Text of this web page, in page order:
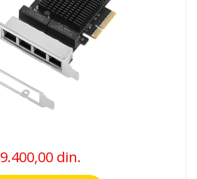
9.400,00 din.